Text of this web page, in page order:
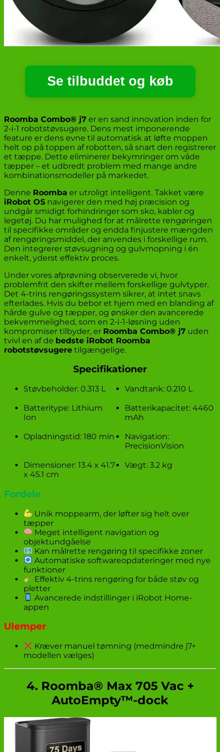
Se tilbuddet og køb
Roomba Combo® j7 er en sand innovation inden for
2-i-1 robotstøvsugere. Dens mest imponerende
feature er dens evne til automatisk at løfte moppen
helt op på toppen af robotten, så snart den registrerer
et tæppe. Dette eliminerer bekymringer om våde
tæpper – et udbredt problem med mange andre
kombinationsmodeller på markedet.
Denne Roomba er utroligt intelligent. Takket være
iRobot OS navigerer den med høj præcision og
undgår smidigt forhindringer som sko, kabler og
legetøj. Du har mulighed for at målrette rengøringen
til specifikke områder og endda finjustere mængden
af rengøringsmiddel, der anvendes i forskellige rum.
Den integrerer støvsugning og gulvmopning i én
enkelt, yderst effektiv proces.
Under vores afprøvning observerede vi, hvor
problemfrit den skifter mellem forskellige gulvtyper.
Det 4-trins rengøringssystem sikrer, at intet snavs
efterlades. Hvis du bebor et hjem med en blanding af
hårde gulve og tæpper, og ønsker den avancerede
bekvemmelighed, som en 2-i-1-løsning uden
kompromiser tilbyder, er Roomba Combo® j7 uden
tvivl en af de bedste iRobot Roomba
robotstøvsugere tilgængelige.
Specifikationer
Støvbeholder: 0.313 L Vandtank: 0.210 L
Batteritype: Lithium
Ion
Batterikapacitet: 4460
mAh
Opladningstid: 180 min
Navigation:
PrecisionVision
Dimensioner: 13.4 x 41.7
x 45.1 cm
Vægt: 3.2 kg
Fordele
Unik moppearm, der løfter sig helt over
tæpper
Meget intelligent navigation og
objektundgåelse
Kan målrette rengøring til specifikke zoner
Automatiske softwareopdateringer med nye
funktioner
Effektiv 4-trins rengøring for både støv og
pletter
Avancerede indstillinger i iRobot Home-
appen
Ulemper
Kræver manuel tømning (medmindre j7+
modellen vælges)
4. Roomba® Max 705 Vac +
AutoEmpty™-dock